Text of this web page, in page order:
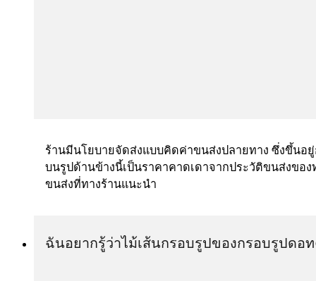
ร้านมีนโยบายจัดส่งแบบคิดค่าขนส่งปลายทาง ซึ่งขึ้นอ
บนรูปด้านข้างนี้เป็นราคาคาดเดาจากประวัติขนส่งของ
ขนส่งที่ทางร้านแนะนำ
ฉันอยากรู้ว่าไม้เส้นกรอบรูปของกรอบรูปดอ